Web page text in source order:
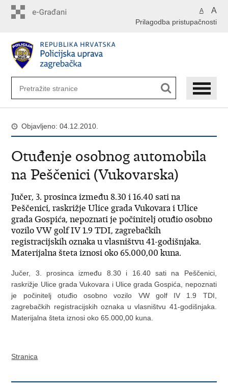
A A
Prilagodba pristupačnosti
Objavljeno: 04.12.2010.
Otuđenje osobnog automobila
na Peščenici (Vukovarska)
Jučer, 3. prosinca između 8.30 i 16.40 sati na
Peščenici, raskrižje Ulice grada Vukovara i Ulice
grada Gospića, nepoznati je počinitelj otuđio osobno
vozilo VW golf IV 1.9 TDI, zagrebačkih
registracijskih oznaka u vlasništvu 41-godišnjaka.
Materijalna šteta iznosi oko 65.000,00 kuna.
Jučer, 3. prosinca između 8.30 i 16.40 sati na Peščenici,
raskrižje Ulice grada Vukovara i Ulice grada Gospića, nepoznati
je počinitelj otuđio osobno vozilo VW golf IV 1.9 TDI,
zagrebačkih registracijskih oznaka u vlasništvu 41-godišnjaka.
Materijalna šteta iznosi oko 65.000,00 kuna.
Stranica